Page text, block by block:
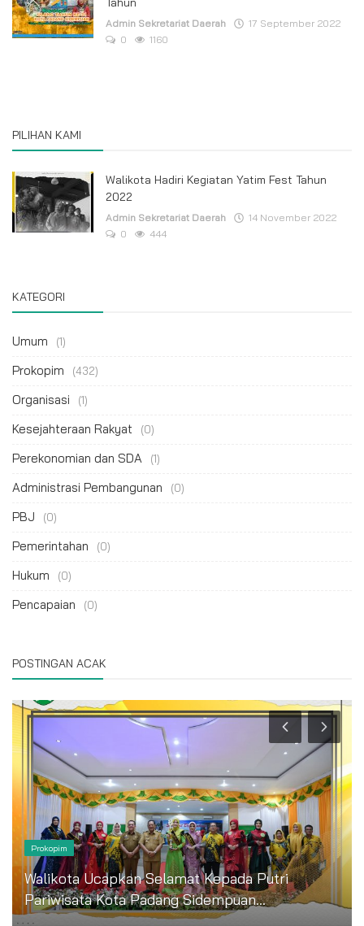
Admin Sekretariat Daerah
17 September 2022
0
1160
PILIHAN KAMI
Walikota Hadiri Kegiatan Yatim Fest Tahun
2022
Admin Sekretariat Daerah
14 November 2022
0
444
KATEGORI
Umum (1)
Prokopim (432)
Organisasi (1)
Kesejahteraan Rakyat (0)
Perekonomian dan SDA (1)
Administrasi Pembangunan (0)
PBJ (0)
Pemerintahan (0)
Hukum (0)
Pencapaian (0)
POSTINGAN ACAK
Prokopim
Walikota Ucapkan Selamat Kepada Putri
Pariwisata Kota Padang Sidempuan...